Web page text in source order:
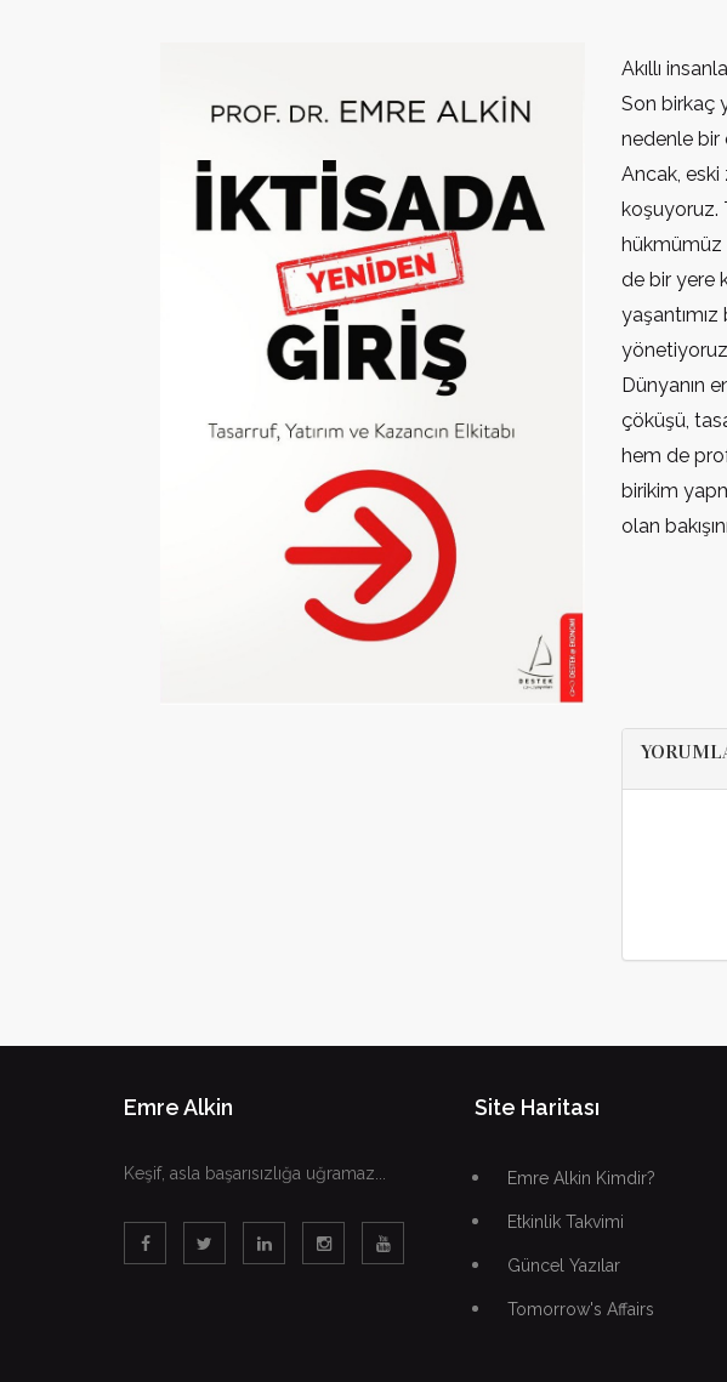
Akıllı
Son birkaç
nedenle bir
Ancak, eski
koşuyoruz.
hükmümüz
de bir yere
Dünyanın
çöküşü,
hem de
birikim
olan
Emre Alkin
Keşif, asla başarısızlığa uğramaz...
Site Haritası
Emre Alkin Kimdir?
Etkinlik Takvimi
Güncel Yazılar
Tomorrow's Affairs